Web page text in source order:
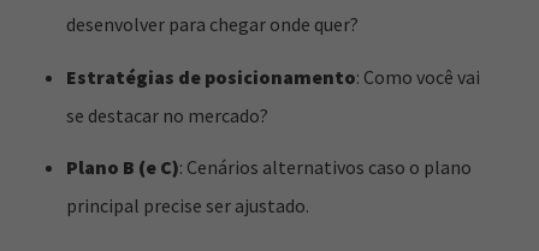
desenvolver para chegar onde quer?
Estratégias de posicionamento: Como você vai
se destacar no mercado?
Plano B (e C): Cenários alternativos caso o plano
principal precise ser ajustado.